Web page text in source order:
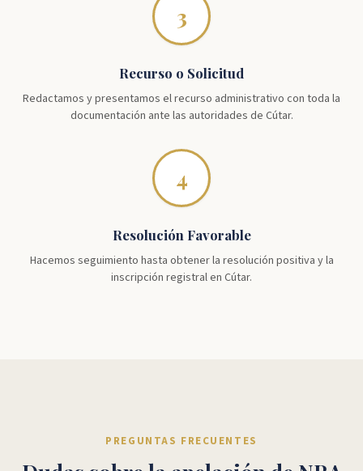
3
Recurso o Solicitud
Redactamos y presentamos el recurso administrativo con toda la
documentación ante las autoridades de Cútar.
4
Resolución Favorable
Hacemos seguimiento hasta obtener la resolución positiva y la
inscripción registral en Cútar.
PREGUNTAS FRECUENTES